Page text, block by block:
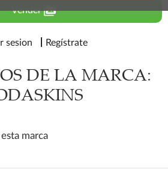
Venderperm_media
sesion Regístrate
DE LA MARCA:
marca